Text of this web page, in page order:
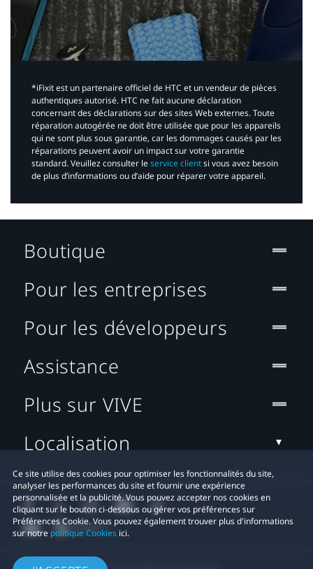
*iFixit est un partenaire officiel de HTC et un vendeur de pièces
authentiques autorisé. HTC ne fait aucune déclaration
concernant des déclarations sur des sites Web externes. Toute
réparation autogérée ne doit être utilisée que pour les appareils
qui ne sont plus sous garantie, car les dommages causés par les
réparations peuvent avoir un impact sur votre garantie
standard. Veuillez consulter leservice clientsi vous avez besoin
de plus d’informations ou d’aide pour réparer votre appareil.​
Ce site utilise des cookies pour optimiser les fonctionnalités du site,
analyser les performances du site et fournir une expérience
personnalisée et la publicité. Vous pouvez accepter nos cookies en
cliquant sur le bouton ci-dessous ou gérer vos préférences sur
Préférences Cookie. Vous pouvez également trouver plus d'informations
sur notre politique Cookies ici.
Boutique
Pour les entreprises
Pour les développeurs
Assistance
Plus sur VIVE
Localisation